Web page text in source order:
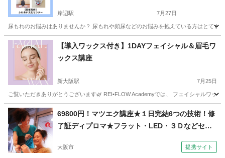
岸辺駅 7月27日
尿もれのお悩みはありませんか？ 尿もれや頻尿などのお悩みを抱えている方はとて
大阪 吹田市 岸辺駅 その他 骨盤底筋
【導入ワックス付き】1DAYフェイシャル＆眉毛ワ
ックス講座
新大阪駅 7月25日
ご覧いただきありがとうございます🌿 REI•FLOW Academyでは、 フェイシャルワッ
大阪 大阪市 新大阪駅 眉毛
69800円！マツエク講座★１日完結6つの技術！修
了証ディプロマ★フラット・LED・３Ｄなどセッ
校）
大阪市 提携サイト